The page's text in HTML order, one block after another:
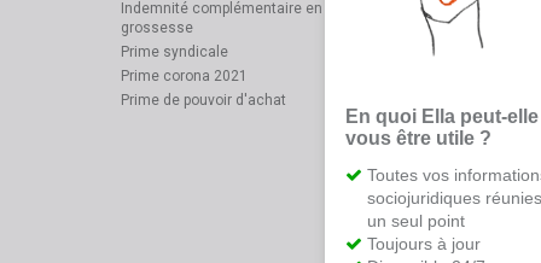
Indemnité complémentaire en cas de maladie et de
grossesse
Prime syndicale
Prime corona 2021
Prime de pouvoir d'achat
En quoi Ella peut-elle
vous être utile ?
Toutes vos
sociojuridiques
un seul point
Toujours à jour